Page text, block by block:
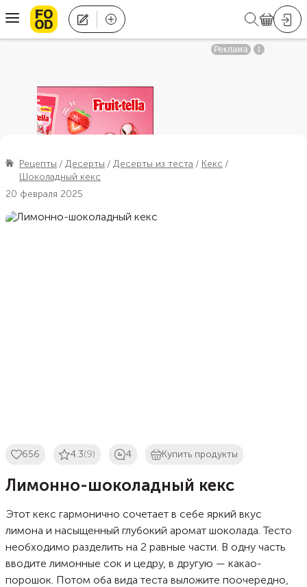
Рецепты Десерты Десерты из теста
Кекс
Шоколадный кекс
20 февраля 2025
656 4.3(9) 4 Купить продукты
Лимонно-шоколадный кекс
Этот кекс гармонично сочетает в себе яркий вкус
лимона и насыщенный глубокий аромат шоколада. Тесто
необходимо разделить на 2 равные части. В одну часть
вводите лимонные сок и цедру, в другую — какао-
порошок. Потом оба вида теста выложите поочередно,